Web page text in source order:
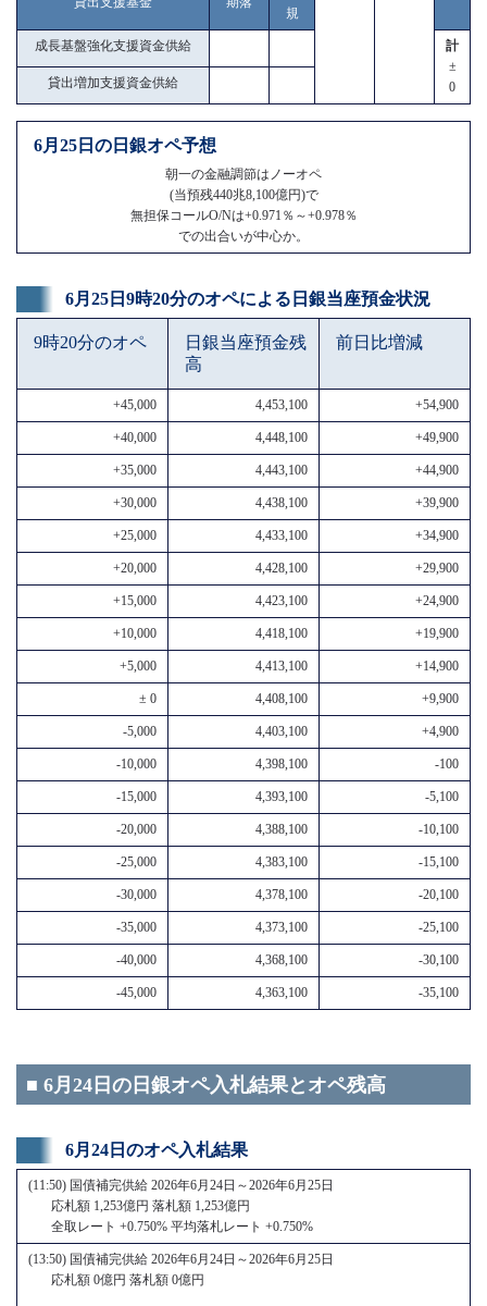
規
成長基盤強化支援資金供給
計
±
0
貸出増加支援資金供給
6月25日の日銀オペ予想
朝一の金融調節はノーオペ
(当預残440兆8,100億円)で
無担保コールO/Nは+0.971％～+0.978％
での出合いが中心か。
6月25日9時20分のオペによる日銀当座預金状況
9時20分のオペ
日銀当座預金残
高
前日比増減
+45,000 4,453,100 +54,900
+40,000 4,448,100 +49,900
+35,000 4,443,100 +44,900
+30,000 4,438,100 +39,900
+25,000 4,433,100 +34,900
+20,000 4,428,100 +29,900
+15,000 4,423,100 +24,900
+10,000 4,418,100 +19,900
+5,000 4,413,100 +14,900
± 0 4,408,100 +9,900
-5,000 4,403,100 +4,900
-10,000 4,398,100 -100
-15,000 4,393,100 -5,100
-20,000 4,388,100 -10,100
-25,000 4,383,100 -15,100
-30,000 4,378,100 -20,100
-35,000 4,373,100 -25,100
-40,000 4,368,100 -30,100
-45,000 4,363,100 -35,100
■ 6月24日の日銀オペ入札結果とオペ残高
6月24日のオペ入札結果
(11:50) 国債補完供給 2026年6月24日～2026年6月25日
応札額 1,253億円 落札額 1,253億円
全取レート +0.750% 平均落札レート +0.750%
(13:50) 国債補完供給 2026年6月24日～2026年6月25日
応札額 0億円 落札額 0億円